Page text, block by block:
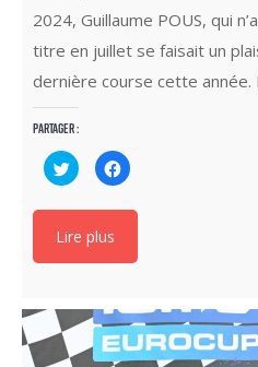
2024, Guillaume POUS, qui
titre en juillet se faisait un
dernière course cette
Partager :
Cliquez
pour
partager
Twitter(ouvre
dans
une
fenêtre)
Cliquez
pour
Facebook(ouvre
nouvelle
fenêtre)
Lire plus